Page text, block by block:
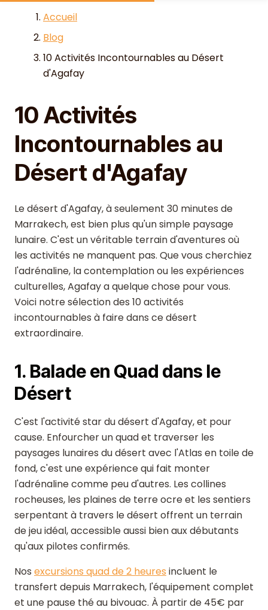
Skip to content
Accueil
Blog
10 Activités Incontournables au Désert
d'Agafay
10 Activités
Incontournables au
Désert d'Agafay
Le désert d'Agafay, à seulement 30 minutes de
Marrakech, est bien plus qu'un simple paysage
lunaire. C'est un véritable terrain d'aventures où
les activités ne manquent pas. Que vous cherchiez
l'adrénaline, la contemplation ou les expériences
culturelles, Agafay a quelque chose pour vous.
Voici notre sélection des 10 activités
incontournables à faire dans ce désert
extraordinaire.
1. Balade en Quad dans le
Désert
C'est l'activité star du désert d'Agafay, et pour
cause. Enfourcher un quad et traverser les
paysages lunaires du désert avec l'Atlas en toile de
fond, c'est une expérience qui fait monter
l'adrénaline comme peu d'autres. Les collines
rocheuses, les plaines de terre ocre et les sentiers
serpentant à travers le désert offrent un terrain
de jeu idéal, accessible aussi bien aux débutants
qu'aux pilotes confirmés.
Nos excursions quad de 2 heures incluent le
transfert depuis Marrakech, l'équipement complet
et une pause thé au bivouac. À partir de 45€ par